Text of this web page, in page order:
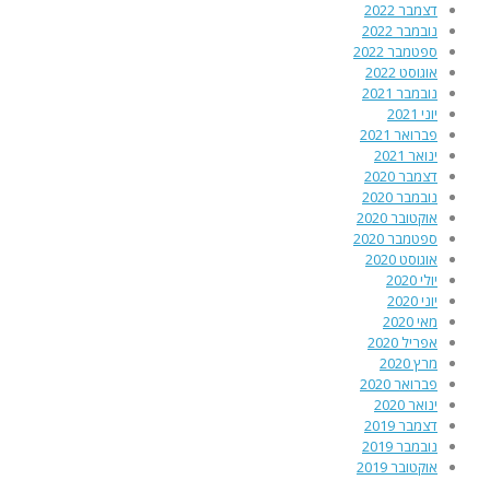
דצמבר 2022
נובמבר 2022
ספטמבר 2022
אוגוסט 2022
נובמבר 2021
יוני 2021
פברואר 2021
ינואר 2021
דצמבר 2020
נובמבר 2020
אוקטובר 2020
ספטמבר 2020
אוגוסט 2020
יולי 2020
יוני 2020
מאי 2020
אפריל 2020
מרץ 2020
פברואר 2020
ינואר 2020
דצמבר 2019
נובמבר 2019
אוקטובר 2019